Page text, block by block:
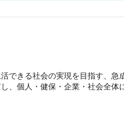
できる社会の実現を目指す、急
、個人・健保・企業・社会全体